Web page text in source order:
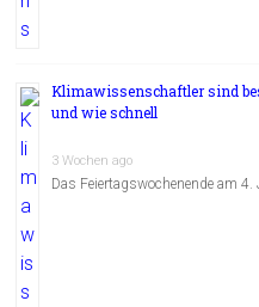
Klimawissenschaftler sind
und wie schnell
3 Wochen ago
Das Feiertagswochenende am